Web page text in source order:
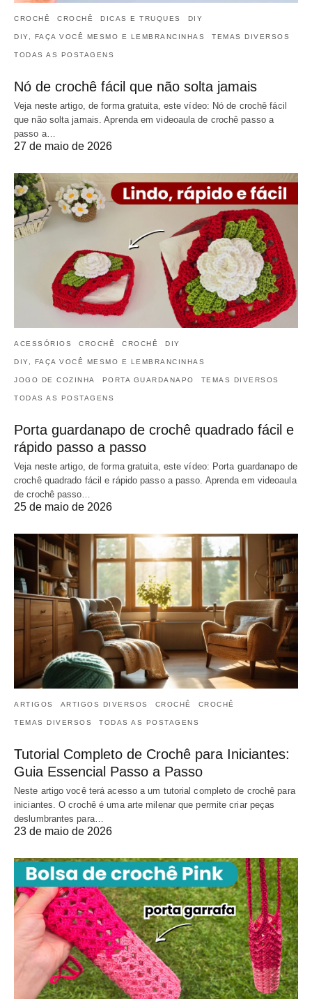
CROCHÊ CROCHÊ DICAS E TRUQUES DIY
DIY, FAÇA VOCÊ MESMO E LEMBRANCINHAS TEMAS DIVERSOS
TODAS AS POSTAGENS
Nó de crochê fácil que não solta jamais
Veja neste artigo, de forma gratuita, este vídeo: Nó de crochê fácil
que não solta jamais. Aprenda em videoaula de crochê passo a
passo a…
27 de maio de 2026
ACESSÓRIOS CROCHÊ CROCHÊ DIY
DIY, FAÇA VOCÊ MESMO E LEMBRANCINHAS
JOGO DE COZINHA PORTA GUARDANAPO TEMAS DIVERSOS
TODAS AS POSTAGENS
Porta guardanapo de crochê quadrado fácil e
rápido passo a passo
Veja neste artigo, de forma gratuita, este vídeo: Porta guardanapo de
crochê quadrado fácil e rápido passo a passo. Aprenda em videoaula
de crochê passo…
25 de maio de 2026
ARTIGOS ARTIGOS DIVERSOS CROCHÊ CROCHÊ
TEMAS DIVERSOS TODAS AS POSTAGENS
Tutorial Completo de Crochê para Iniciantes:
Guia Essencial Passo a Passo
Neste artigo você terá acesso a um tutorial completo de crochê para
iniciantes. O crochê é uma arte milenar que permite criar peças
deslumbrantes para…
23 de maio de 2026